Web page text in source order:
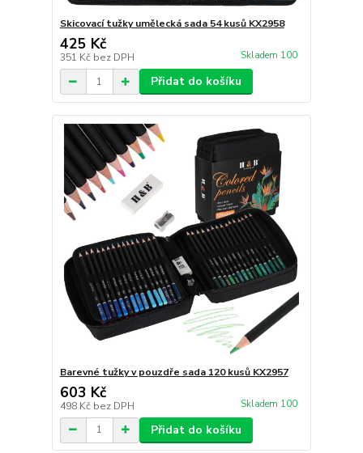
Skicovací tužky umělecká sada 54 kusů KX2958
425 Kč
351 Kč bez DPH Skladem 100
Přidat do košíku
Barevné tužky v pouzdře sada 120 kusů KX2957
603 Kč
498 Kč bez DPH Skladem 100
Přidat do košíku